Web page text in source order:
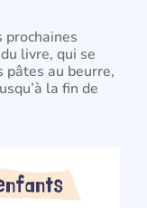
prochaines
livre, qui se
pâtes au beurre,
la fin de